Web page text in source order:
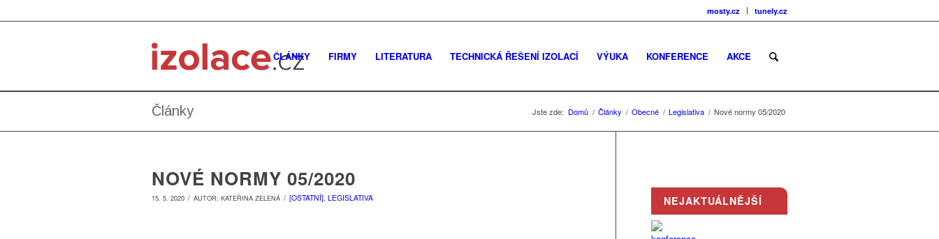
mosty.cz tunely.cz
ČLÁNKY FIRMY LITERATURA TECHNICKÁ ŘEŠENÍ IZOLACÍ VÝUKA KONFERENCE AKCE
Články Jste zde: Domů / Články / Obecné / Legislativa / Nové normy 05/2020
NOVÉ NORMY 05/2020
15. 5. 2020 / AUTOR: KATEŘINA ZELENÁ / [OSTATNÍ], LEGISLATIVA NEJAKTUÁLNĚJŠÍ